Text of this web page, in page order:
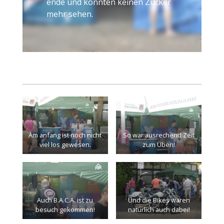
mehr sehen.
Am anfang ist noch nicht
viel los gewesen.
So war ausrechend Zeit
zum Üben!
Auch B.A.C.A. ist zu
besuch gekommen!
Und die Bikes waren
natürlich auch dabei!